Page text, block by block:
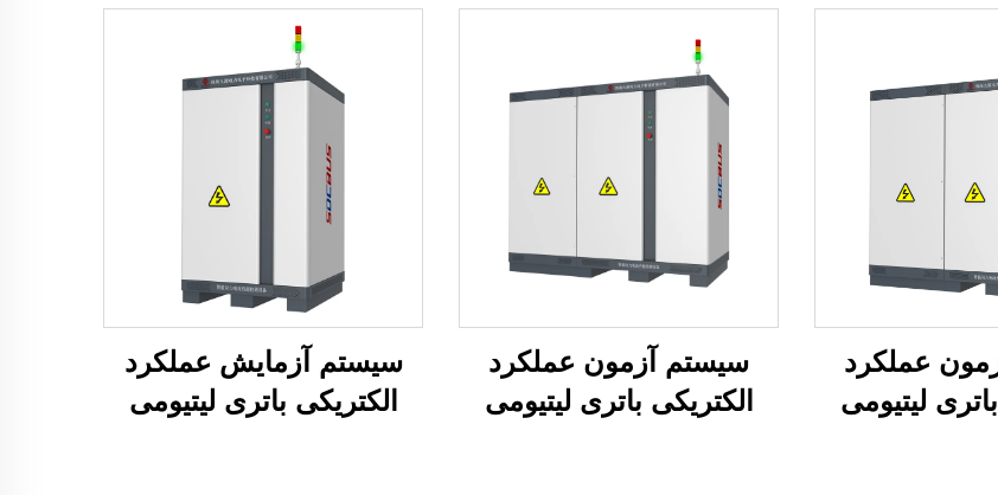
عملکرد
لیتیومی
سیستم آزمون عملکرد
الکتریکی باتری لیتیومی
سیستم آزمایش عملکرد
الکتریکی باتری لیتیومی